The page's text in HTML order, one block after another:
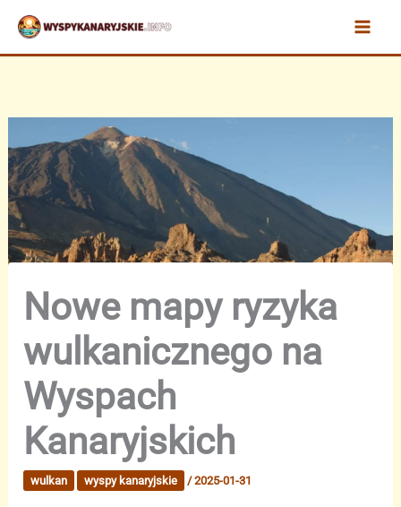
Przejdź
treści
Nowe mapy ryzyka
wulkanicznego na
Wyspach
Kanaryjskich
wulkan wyspy kanaryjskie /2025-01-31